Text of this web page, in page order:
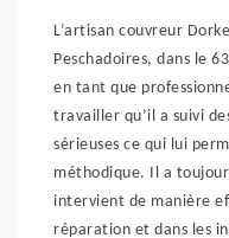
L’artisan couvreur
Peschadoires, dans le
en tant que
travailler qu’il a suivi
sérieuses ce qui lui
méthodique. Il a
intervient de manière
réparation et dans les